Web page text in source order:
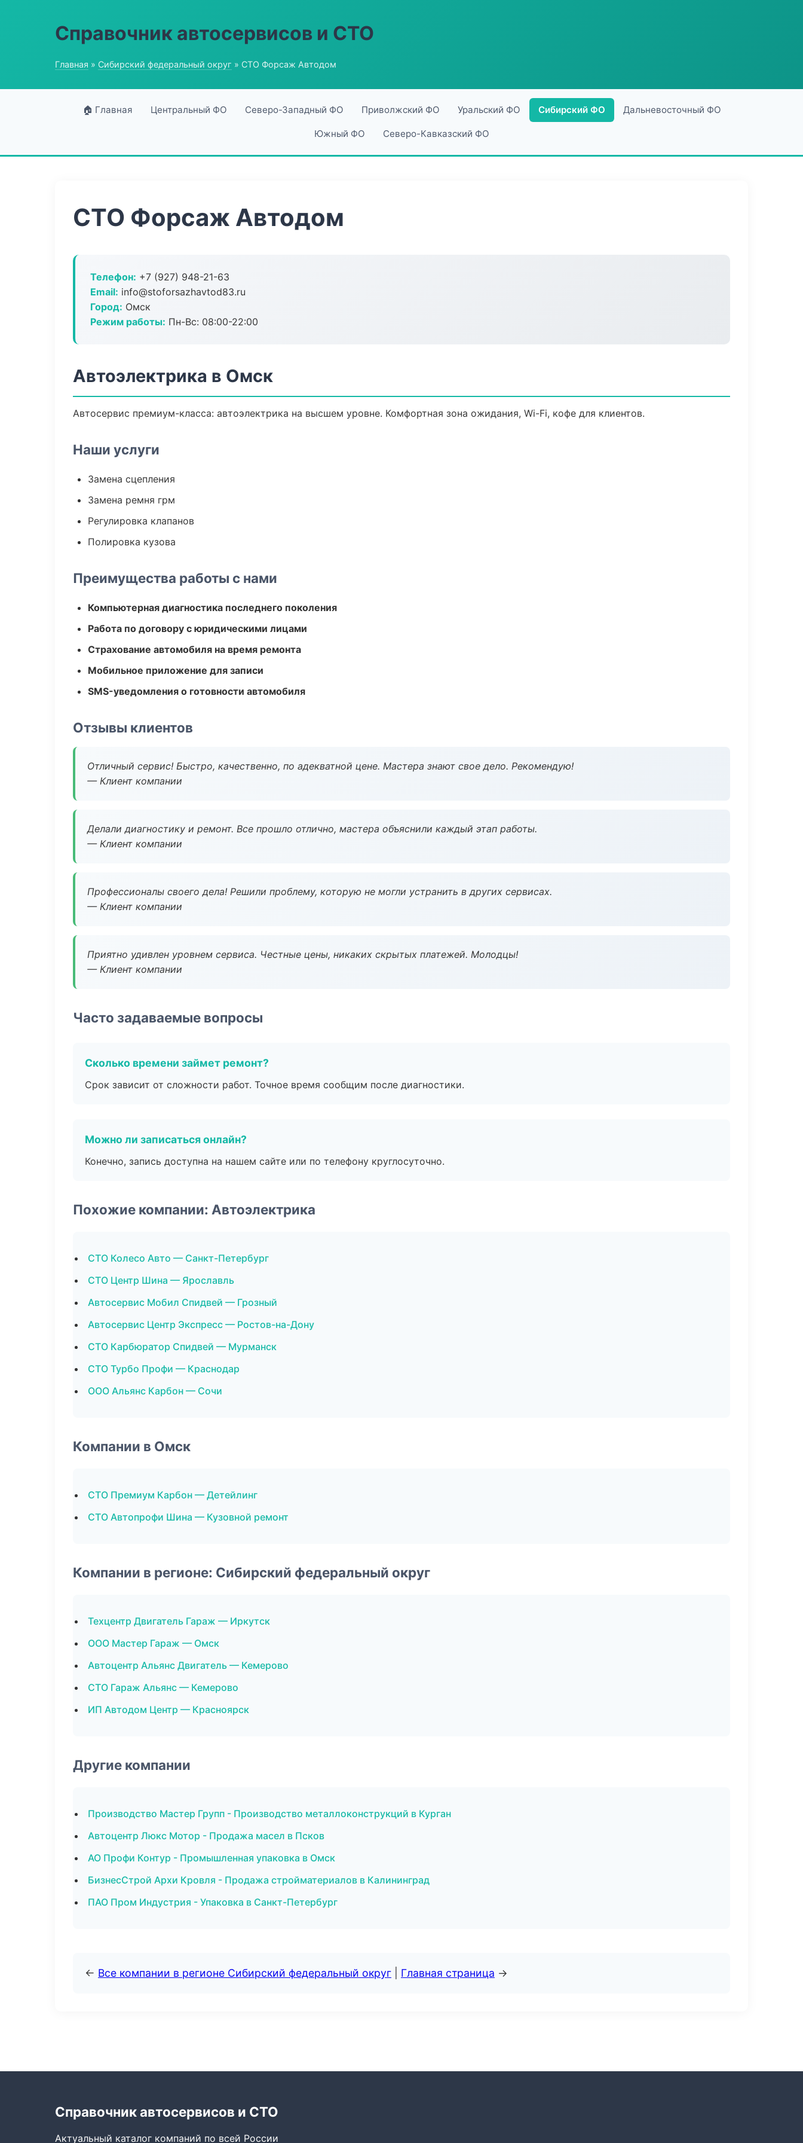
Справочник автосервисов и СТО
Главная » Сибирский федеральный округ » СТО Форсаж Автодом
🏠 Главная Центральный ФО Северо-Западный ФО Приволжский ФО Уральский ФО Сибирский ФО Дальневосточный ФО
Южный ФО Северо-Кавказский ФО
СТО Форсаж Автодом
Телефон: +7 (927) 948-21-63
Email: info@stoforsazhavtod83.ru
Город: Омск
Режим работы: Пн-Вс: 08:00-22:00
Автоэлектрика в Омск
Автосервис премиум-класса: автоэлектрика на высшем уровне. Комфортная зона ожидания, Wi-Fi, кофе для клиентов.
Наши услуги
Замена сцепления
Замена ремня грм
Регулировка клапанов
Полировка кузова
Преимущества работы с нами
Компьютерная диагностика последнего поколения
Работа по договору с юридическими лицами
Страхование автомобиля на время ремонта
Мобильное приложение для записи
SMS-уведомления о готовности автомобиля
Отзывы клиентов
Отличный сервис! Быстро, качественно, по адекватной цене. Мастера знают свое дело. Рекомендую!
— Клиент компании
Делали диагностику и ремонт. Все прошло отлично, мастера объяснили каждый этап работы.
— Клиент компании
Профессионалы своего дела! Решили проблему, которую не могли устранить в других сервисах.
— Клиент компании
Приятно удивлен уровнем сервиса. Честные цены, никаких скрытых платежей. Молодцы!
— Клиент компании
Часто задаваемые вопросы
Сколько времени займет ремонт?
Срок зависит от сложности работ. Точное время сообщим после диагностики.
Можно ли записаться онлайн?
Конечно, запись доступна на нашем сайте или по телефону круглосуточно.
Похожие компании: Автоэлектрика
СТО Колесо Авто — Санкт-Петербург
СТО Центр Шина — Ярославль
Автосервис Мобил Спидвей — Грозный
Автосервис Центр Экспресс — Ростов-на-Дону
СТО Карбюратор Спидвей — Мурманск
СТО Турбо Профи — Краснодар
ООО Альянс Карбон — Сочи
Компании в Омск
СТО Премиум Карбон — Детейлинг
СТО Автопрофи Шина — Кузовной ремонт
Компании в регионе: Сибирский федеральный округ
Техцентр Двигатель Гараж — Иркутск
ООО Мастер Гараж — Омск
Автоцентр Альянс Двигатель — Кемерово
СТО Гараж Альянс — Кемерово
ИП Автодом Центр — Красноярск
Другие компании
Производство Мастер Групп - Производство металлоконструкций в Курган
Автоцентр Люкс Мотор - Продажа масел в Псков
АО Профи Контур - Промышленная упаковка в Омск
БизнесСтрой Архи Кровля - Продажа стройматериалов в Калининград
ПАО Пром Индустрия - Упаковка в Санкт-Петербург
← Все компании в регионе Сибирский федеральный округ Главная страница →
Справочник автосервисов и СТО
Актуальный каталог компаний по всей России